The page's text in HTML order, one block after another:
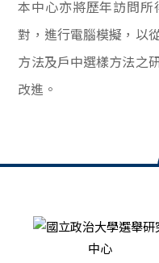
本中心亦將歷年訪問
對，進行電腦模擬，以
方法及戶中選樣方法之
改進。